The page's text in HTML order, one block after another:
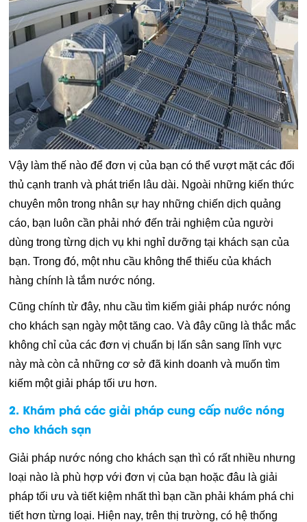
Vậy làm thế nào để đơn vị của bạn có thể vượt mặt các đối
thủ cạnh tranh và phát triển lâu dài. Ngoài những kiến thức
chuyên môn trong nhân sự hay những chiến dịch quảng
cáo, bạn luôn cần phải nhớ đến trải nghiệm của người
dùng trong từng dịch vụ khi nghỉ dưỡng tại khách sạn của
bạn. Trong đó, một nhu cầu không thể thiếu của khách
hàng chính là tắm nước nóng.
Cũng chính từ đây, nhu cầu tìm kiếm giải pháp nước nóng
cho khách sạn ngày một tăng cao. Và đây cũng là thắc mắc
không chỉ của các đơn vị chuẩn bị lấn sân sang lĩnh vực
này mà còn cả những cơ sở đã kinh doanh và muốn tìm
kiếm một giải pháp tối ưu hơn.
2. Khám phá các giải pháp cung cấp nước nóng
cho khách sạn
Giải pháp nước nóng cho khách sạn thì có rất nhiều nhưng
loại nào là phù hợp với đơn vị của bạn hoặc đâu là giải
pháp tối ưu và tiết kiệm nhất thì bạn cần phải khám phá chi
tiết hơn từng loại. Hiện nay, trên thị trường, có hệ thống